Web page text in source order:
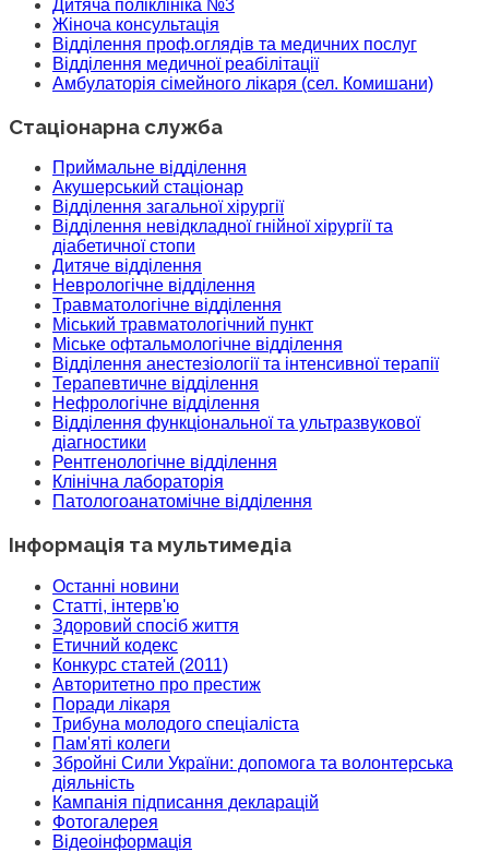
Дитяча поліклініка №3
Жіноча консультація
Відділення проф.оглядів та медичних послуг
Відділення медичної реабілітації
Амбулаторія сімейного лікаря (сел. Комишани)
Стаціонарна служба
Приймальне відділення
Акушерський стаціонар
Відділення загальної хірургії
Відділення невідкладної гнійної хірургії та
діабетичної стопи
Дитяче відділення
Неврологічне відділення
Травматологічне відділення
Міський травматологічний пункт
Міське офтальмологічне відділення
Відділення анестезіології та інтенсивної терапії
Терапевтичне відділення
Нефрологічне відділення
Відділення функціональної та ультразвукової
діагностики
Рентгенологічне відділення
Клінічна лабораторія
Патологоанатомічне відділення
Інформація та мультимедіа
Останні новини
Статті, інтерв'ю
Здоровий спосіб життя
Етичний кодекс
Конкурс статей (2011)
Авторитетно про престиж
Поради лікаря
Трибуна молодого спеціаліста
Пам'яті колеги
Збройні Сили України: допомога та волонтерська
діяльність
Кампанія підписання декларацій
Фотогалерея
Відеоінформація